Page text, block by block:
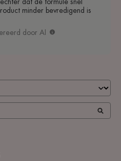
dat de formule snel
minder bevredigend is
door AI